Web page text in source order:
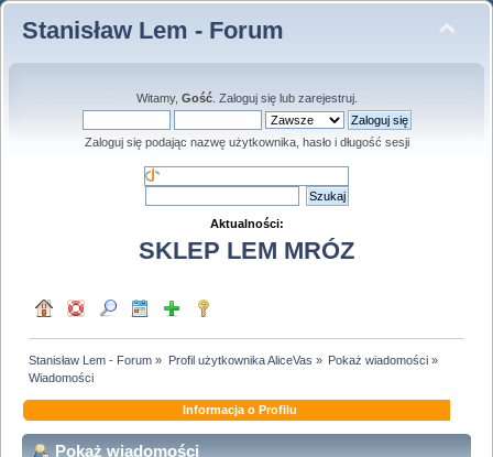
Stanisław Lem - Forum
Witamy, Gość. Zaloguj sięlub zarejestruj.
Zaloguj się podając nazwę użytkownika, hasło i długość sesji
Aktualności:
SKLEP LEM MRÓZ
Stanisław Lem - Forum » Profil użytkownika AliceVas » Pokaż wiadomości»
Wiadomości
Informacja o Profilu
Pokaż wiadomości